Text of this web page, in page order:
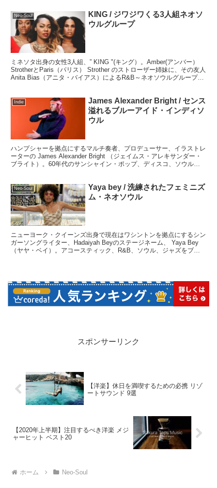
Neo-Soul
KING / ジワジワくる3人組ネオソ
ウルグループ
ミネソタ出身の女性3人組、” KING "(キング）。Amber(アンバー）
StrotherとParis（パリス） Strother のストローザー姉妹に、その友人
Anita Bias（アニタ・バイアス）によるR&B～ネオソウルグループ。
Indie
James Alexander Bright / センス
溢れるブルーアイド・インディソ
ウル
ハンプシャーを拠点にするマルチ奏者、プロデューサー、イラストレ
ーターの James Alexander Bright （ジェイムス・アレキサンダー・
ブライト）。60年代のサンシャイン・ポップ、ディスコ、ソウル、
Neo-Soul
Yaya bey / 洗練されたフェミニズ
ム・ネオソウル
ニューヨーク・クイーンズ出身で現在はワシントンを拠点にするシン
ガーソングライター、Hadaiyah Beyのステージネーム、 Yaya Bey
（ヤヤ・ベイ）。アコースティック、R&B、ソウル、ジャズをブレ
スポンサーリンク
【洋楽】休日を満喫するための必携 リゾ
ートサウンド 9選
【2020年上半期】注目するべき洋楽 メジ
ャーヒット ベスト20
ホーム Neo-Soul